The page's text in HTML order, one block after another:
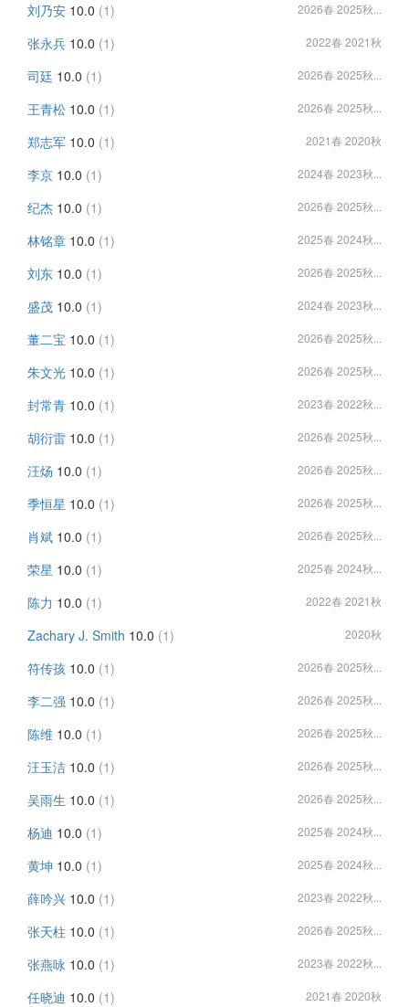
刘乃安 10.0 (1) 2026春 2025秋...
张永兵 10.0 (1) 2022春 2021秋
司廷 10.0 (1) 2026春 2025秋...
王青松 10.0 (1) 2026春 2025秋...
郑志军 10.0 (1) 2021春 2020秋
李京 10.0 (1) 2024春 2023秋...
纪杰 10.0 (1) 2026春 2025秋...
林铭章 10.0 (1) 2025春 2024秋...
刘东 10.0 (1) 2026春 2025秋...
盛茂 10.0 (1) 2024春 2023秋...
董二宝 10.0 (1) 2026春 2025秋...
朱文光 10.0 (1) 2026春 2025秋...
封常青 10.0 (1) 2023春 2022秋...
胡衍雷 10.0 (1) 2026春 2025秋...
汪炀 10.0 (1) 2026春 2025秋...
季恒星 10.0 (1) 2026春 2025秋...
肖斌 10.0 (1) 2026春 2025秋...
荣星 10.0 (1) 2025春 2024秋...
陈力 10.0 (1) 2022春 2021秋
Zachary J. Smith 10.0 (1) 2020秋
符传孩 10.0 (1) 2026春 2025秋...
李二强 10.0 (1) 2026春 2025秋...
陈维 10.0 (1) 2026春 2025秋...
汪玉洁 10.0 (1) 2026春 2025秋...
吴雨生 10.0 (1) 2026春 2025秋...
杨迪 10.0 (1) 2025春 2024秋...
黄坤 10.0 (1) 2025春 2024秋...
薛吟兴 10.0 (1) 2023春 2022秋...
张天柱 10.0 (1) 2026春 2025秋...
张燕咏 10.0 (1) 2023春 2022秋...
任晓迪 10.0 (1) 2021春 2020秋